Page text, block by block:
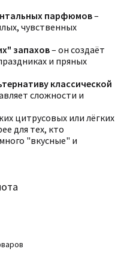
парфюмов–
чувственных
запахов– он создаёт
и пряных
классической
сложности и
цитрусовых или лёгких
для тех, кто
"вкусные" и